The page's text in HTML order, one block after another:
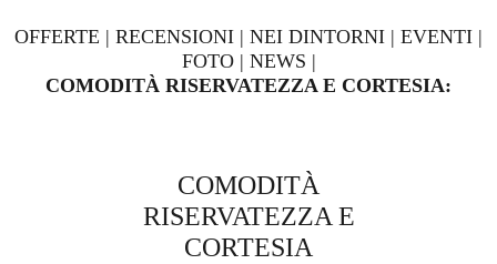
OFFERTE | RECENSIONI | NEI DINTORNI | EVENTI |
FOTO| NEWS |
COMODITÀ RISERVATEZZA E CORTESIA:
COMODITÀ
RISERVATEZZA E
CORTESIA